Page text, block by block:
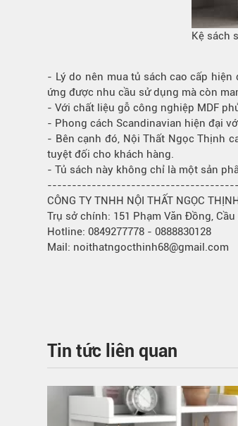
Kệ sách
- Lý do nên muatủ sách cao cấp hiện
ứng được nhu cầu sử dụng mà còn
- Với chất liệu gỗ công nghiệp MDF
- Phong cách Scandinavian hiện đại
- Bên cạnh đó, Nội Thất Ngọc Thịnh
tuyệt đối cho khách hàng.
- Tủ sách này không chỉ là một sản
CÔNG TY TNHH NỘI THẤT NGỌC
Trụ sở chính: 151 Phạm Văn Đồng,
Hotline: 0849277778 - 0888830128
Mail: noithatngocthinh68@gmail.com
Tin tức liên quan